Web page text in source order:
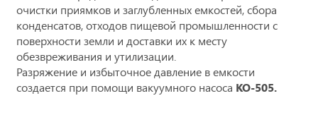
очистки приямков и заглубленных емкостей, сбора
конденсатов, отходов пищевой промышленности с
поверхности земли и доставки их к месту
обезвреживания и утилизации.
Разряжение и избыточное давление в емкости
создается при помощи вакуумного насоса КО-505.